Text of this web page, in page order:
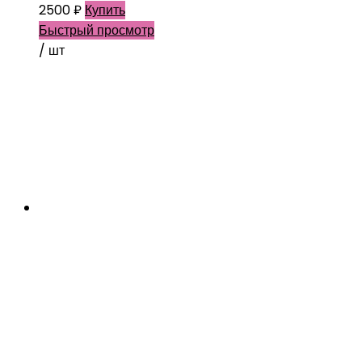
2500₽ Купить
Быстрый просмотр
/ шт